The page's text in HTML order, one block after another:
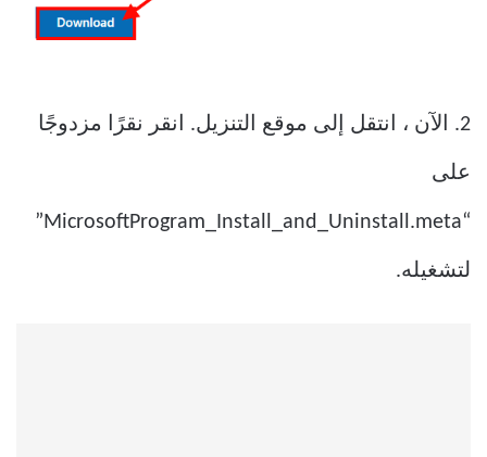
2. الآن ، انتقل إلى موقع التنزيل. انقر نقرًا مزدوجًا
على
“MicrosoftProgram_Install_and_Uninstall.meta”
لتشغيله.